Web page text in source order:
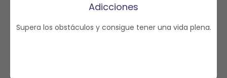
Adicciones
Supera los obstáculos y consigue tener una vida plena.